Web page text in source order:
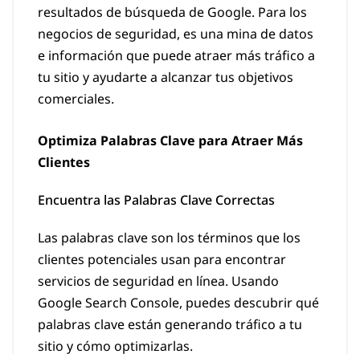
resultados de búsqueda de Google. Para los
negocios de seguridad, es una mina de datos
e información que puede atraer más tráfico a
tu sitio y ayudarte a alcanzar tus objetivos
comerciales.
Optimiza Palabras Clave para Atraer Más
Clientes
Encuentra las Palabras Clave Correctas
Las palabras clave son los términos que los
clientes potenciales usan para encontrar
servicios de seguridad en línea. Usando
Google Search Console, puedes descubrir qué
palabras clave están generando tráfico a tu
sitio y cómo optimizarlas.